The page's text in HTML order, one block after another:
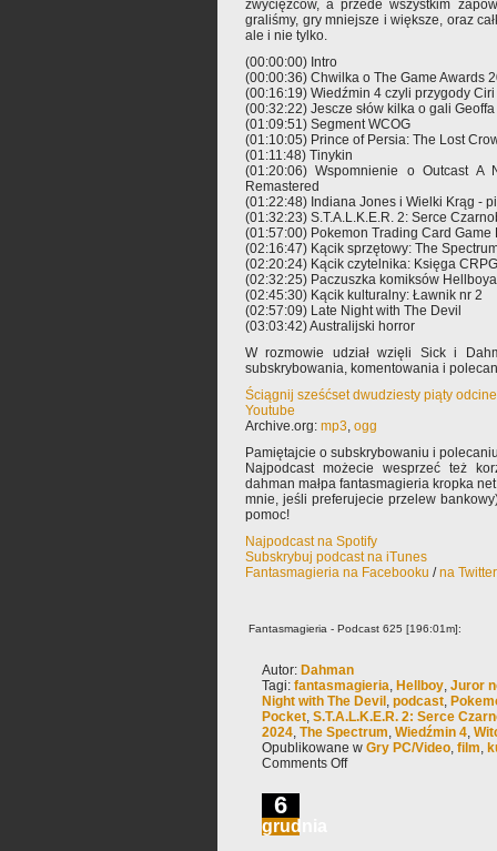
zwycięzców, a przede wszystkim
graliśmy, gry mniejsze i większe, oraz
ale i nie tylko.
(00:00:00) Intro
(00:00:36) Chwilka o The Game Awards
(00:16:19) Wiedźmin 4 czyli przygody
(00:32:22) Jescze słów kilka o gali
(01:09:51) Segment WCOG
(01:10:05) Prince of Persia: The Lost
(01:11:48) Tinykin
(01:20:06) Wspomnienie o Outcast
Remastered
(01:22:48) Indiana Jones i Wielki Krąg -
(01:32:23) S.T.A.L.K.E.R. 2: Serce
(01:57:00) Pokemon Trading Card Game
(02:16:47) Kącik sprzętowy: The
(02:20:24) Kącik czytelnika: Księga CRPG
(02:32:25) Paczuszka komiksów Hellboya
(02:45:30) Kącik kulturalny: Ławnik nr 2
(02:57:09) Late Night with The Devil
(03:03:42) Australijski horror
W rozmowie udział wzięli Sick i
subskrybowania, komentowania i
Ściągnij sześćset dwudziesty piąty
Youtube
Archive.org: mp3, ogg
Pamiętajcie o subskrybowaniu i
Najpodcast możecie wesprzeć też
dahman małpa fantasmagieria kropka
mnie, jeśli preferujecie przelew
pomoc!
Najpodcast na Spotify
Subskrybuj podcast na iTunes
Fantasmagieria na Facebooku /na
Fantasmagieria - Podcast 625 [196:01m]:
Autor: Dahman
Tagi: fantasmagieria, Hellboy, Juror
Night with The Devil , podcast,
Pocket, S.T.A.L.K.E.R. 2: Serce
2024, The Spectrum, Wiedźmin 4,
Opublikowane w Gry PC/Video, film,
Comments Off
6
grudnia